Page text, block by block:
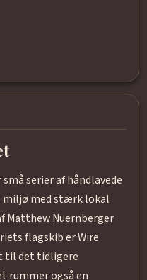
serier af håndlavede
miljø med stærk lokal
Matthew Nuernberger
flagskib er Wire
til det tidligere
rummer også en